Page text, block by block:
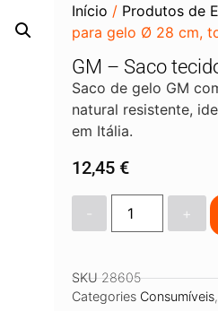
Início / Produtos de
para gelo Ø 28 cm,
GM – Saco
Saco de gelo GM
natural resistente,
em Itália.
12,45 €
+
SKU28605
Categories Consumíveis,